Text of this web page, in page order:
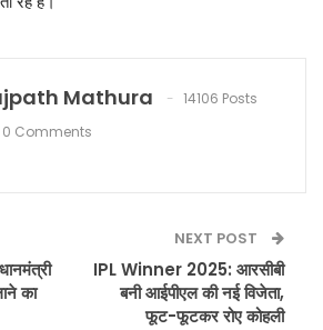
Mathura
14106 Posts
0 Comments
का
NEXT POST
IPL Winner 2025: आरसीबी
बनी आईपीएल की नई विजेता,
फूट-फूटकर रोए कोहली